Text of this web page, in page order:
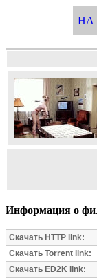
НА
Информация о
Скачать HTTP link:
Скачать Torrent link:
Скачать ED2K link: